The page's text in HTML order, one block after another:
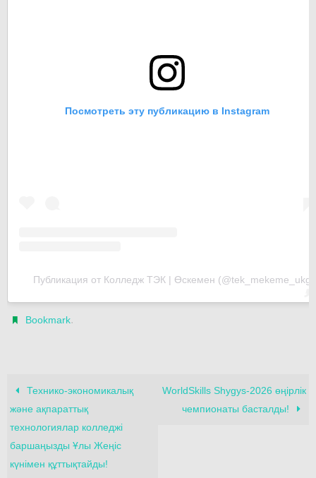
Посмотреть эту публикацию в Instagram
Публикация от Колледж ТЭК | Өскемен (@tek_mekeme_ukg)
Bookmark.
Технико-экономикалық
және ақпараттық
технологиялар колледжі
баршаңызды Ұлы Жеңіс
күнімен құттықтайды!
WorldSkills Shygys-2026 өңірлік
чемпионаты басталды!